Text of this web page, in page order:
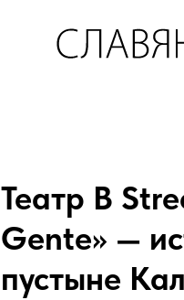
Театр B
Gente» —
пустыне